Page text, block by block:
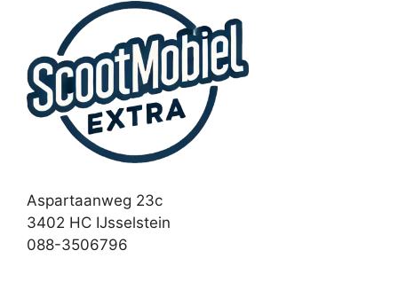
Aspartaanweg 23c
3402 HC IJsselstein
088-3506796